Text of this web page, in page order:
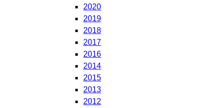
2020
2019
2018
2017
2016
2014
2015
2013
2012